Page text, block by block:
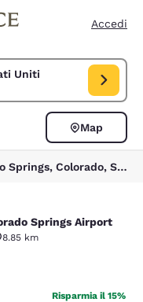
Accedi
Uniti
Colorado, Stati Uniti. Data
Map
13 I più votati hotel vicino a Colorado Springs, Colorado, Stati Uniti
Springs
Springs Airport
8.85 km
Ottimo. 646 recensioni
Risparmia il 15%